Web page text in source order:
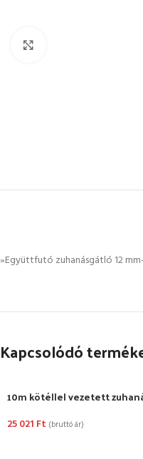
»Együttfutó zuhanásgátló 12
Kapcsolódó
10m kötéllel vezetett
25 021 Ft (bruttó ár)